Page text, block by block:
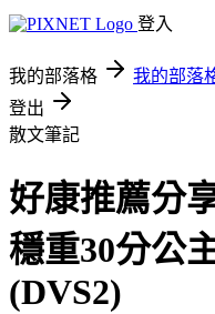
登入
我的部落格 我的部落
登出
散文筆記
好康推薦分
穩重30分公
(DVS2)